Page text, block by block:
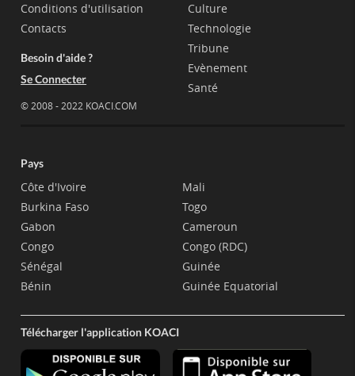
Conditions d'utilisation
Contacts
Besoin d'aide ?
Se Connecter
© 2008 - 2022 KOACI.COM
Culture
Technologie
Tribune
Evènement
Santé
Pays
Côte d'Ivoire
Burkina Faso
Gabon
Congo
Sénégal
Bénin
Mali
Togo
Cameroun
Congo (RDC)
Guinée
Guinée Equatorial
Télécharger l'application KOACI